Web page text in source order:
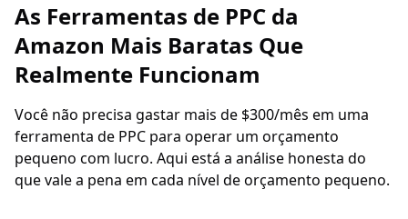
As Ferramentas de PPC da
Amazon Mais Baratas Que
Realmente Funcionam
Você não precisa gastar mais de $300/mês em uma
ferramenta de PPC para operar um orçamento
pequeno com lucro. Aqui está a análise honesta do
que vale a pena em cada nível de orçamento pequeno.